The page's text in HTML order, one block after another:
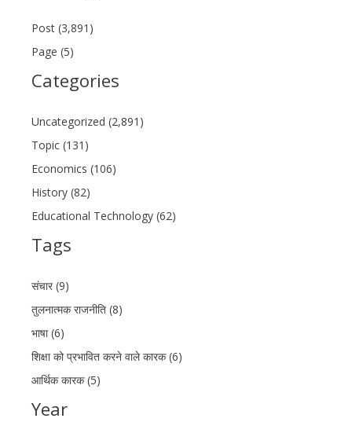
Post (3,891)
Page (5)
Categories
Uncategorized (2,891)
Topic (131)
Economics (106)
History (82)
Educational Technology (62)
Tags
संचार (9)
तुलनात्मक राजनीति (8)
भाषा (6)
शिक्षा को प्रभावित करने वाले कारक (6)
आर्थिक कारक (5)
Year